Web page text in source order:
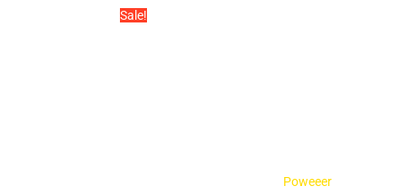
Sale!
O
preço
Poweeer